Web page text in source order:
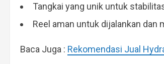
Tangkai yang unik untuk
Reel aman untuk dijalankan dan
Baca Juga : Rekomendasi Jual